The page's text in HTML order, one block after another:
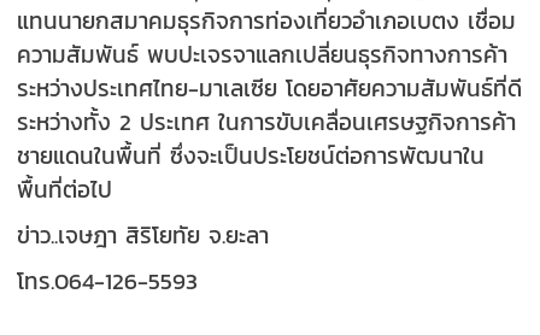
แทนนายกสมาคมธุรกิจการท่องเที่ยวอำเภอเบตง เชื่อม
ความสัมพันธ์ พบปะเจรจาแลกเปลี่ยนธุรกิจทางการค้า
ระหว่างประเทศไทย-มาเลเซีย โดยอาศัยความสัมพันธ์ที่ดี
ระหว่างทั้ง 2 ประเทศ ในการขับเคลื่อนเศรษฐกิจการค้า
ชายแดนในพื้นที่ ซึ่งจะเป็นประโยชน์ต่อการพัฒนาใน
พื้นที่ต่อไป
ข่าว..เจษฎา สิริโยทัย จ.ยะลา
โทร.064-126-5593